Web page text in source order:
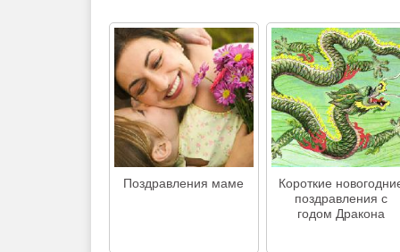
Поздравления маме
Короткие
поздравления с
годом Дракона